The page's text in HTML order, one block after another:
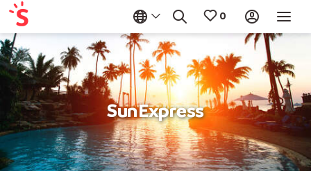
SunExpress